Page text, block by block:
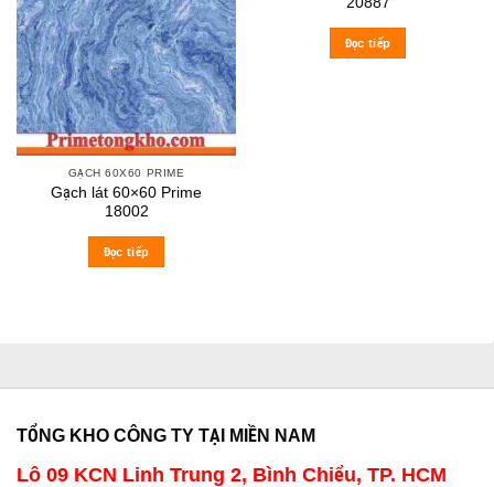
GẠCH 60X60 PRIME
Gạch lát 60×60 Prime
18002
Đọc tiếp
Đọc tiếp
TỔNG KHO CÔNG TY TẠI MIỀN NAM
Lô 09 KCN Linh Trung 2, Bình Chiểu, TP. HCM